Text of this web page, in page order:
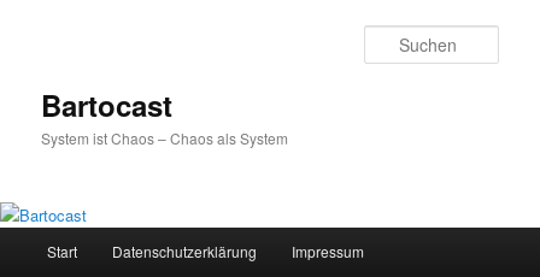
Bartocast
System ist Chaos – Chaos als System
Start Datenschutzerklärung Impressum